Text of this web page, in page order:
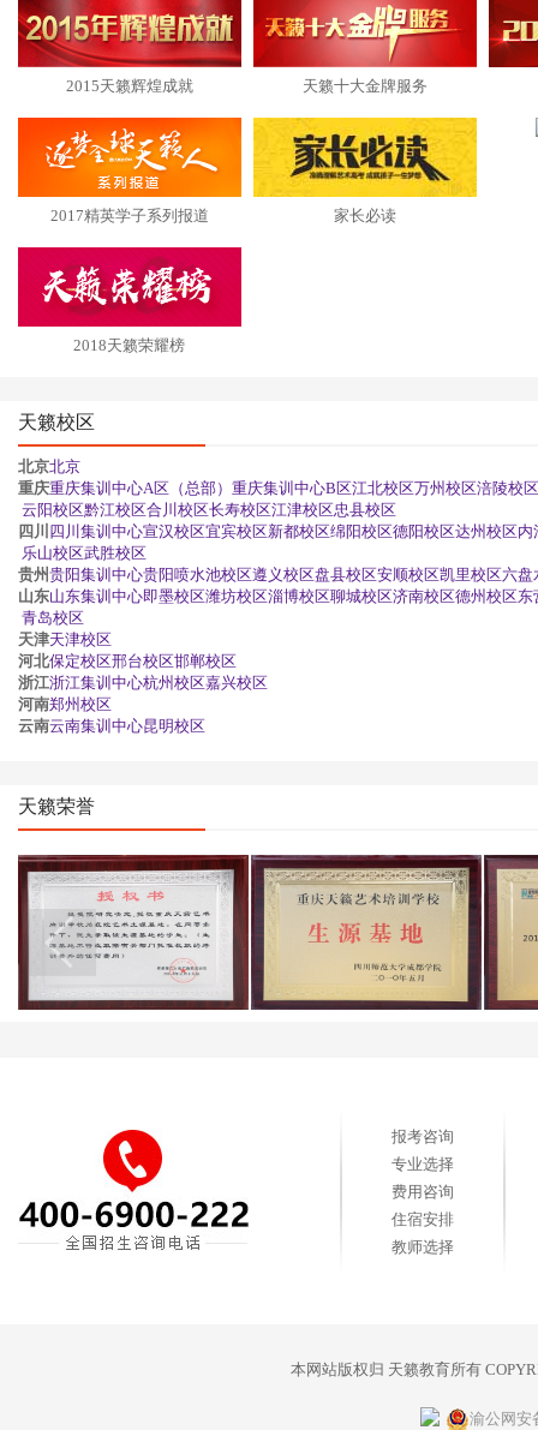
2015天籁辉煌成就 天籁十大金牌服务
2017精英学子系列报道 家长必读
2018天籁荣耀榜
天籁校区
北京北京
重庆重庆集训中心A区（总部） 重庆集训中心B区江北校区万州校区涪陵校区
云阳校区黔江校区合川校区长寿校区江津校区忠县校区
四川 四川集训中心宣汉校区宜宾校区新都校区绵阳校区德阳校区达州校区内
乐山校区武胜校区
贵州贵阳集训中心贵阳喷水池校区遵义校区盘县校区安顺校区凯里校区六盘
山东山东集训中心即墨校区潍坊校区淄博校区聊城校区济南校区德州校区东
青岛校区
天津天津校区
河北保定校区邢台校区邯郸校区
浙江浙江集训中心杭州校区嘉兴校区
河南郑州校区
云南云南集训中心昆明校区
天籁荣誉
报考咨询
专业选择
费用咨询
住宿安排
教师选择
本网站版权归 天籁教育所有
渝公网安